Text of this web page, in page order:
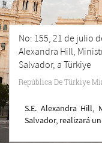
No: 155, 21 de julio
Alexandra Hill,
Salvador, a Türkiye
República De Türkiye
S.E. Alexandra Hill,
Salvador, realizará